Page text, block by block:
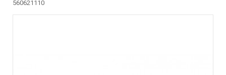
560621110